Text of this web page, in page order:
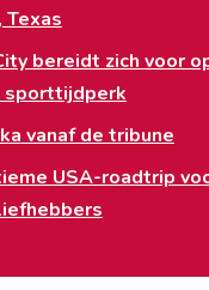
bereidt zich voor
sporttijdperk
vanaf de tribune
USA-roadtrip